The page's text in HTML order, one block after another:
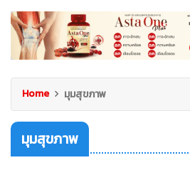
Home มุมสุขภาพ
มุมสุขภาพ